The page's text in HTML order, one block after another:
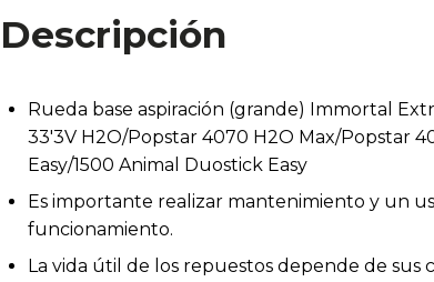
Descripción
Rueda base aspiración (grande) Immortal
33'3V H2O/Popstar 4070 H2O Max/Popstar
Easy/1500 Animal Duostick Easy
Es importante realizar mantenimiento y un
funcionamiento.
La vida útil de los repuestos depende de sus